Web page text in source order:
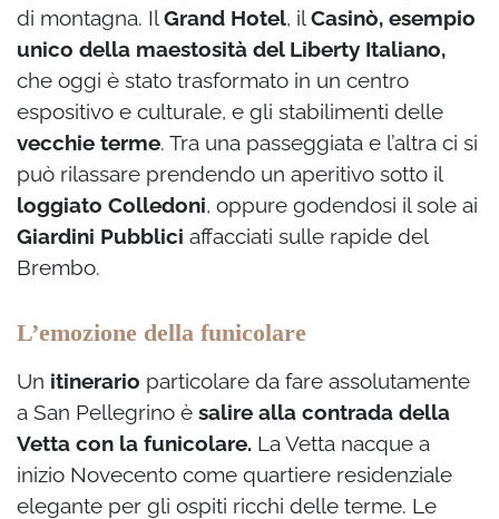
di montagna. IlGrand Hotel, ilCasinò, esempio
unico della maestosità del Liberty Italiano,
che oggi è stato trasformato in un centro
espositivo e culturale, e gli stabilimenti delle
vecchie terme. Tra una passeggiata e l’altra ci si
può rilassare prendendo un aperitivo sotto il
loggiato Colledoni, oppure godendosi il sole ai
Giardini Pubblici affacciati sulle rapide del
Brembo.
L’emozione della funicolare
Un itinerario particolare da fare assolutamente
a San Pellegrino è salire alla contrada della
Vetta con la funicolare. La Vetta nacque a
inizio Novecento come quartiere residenziale
elegante per gli ospiti ricchi delle terme. Le